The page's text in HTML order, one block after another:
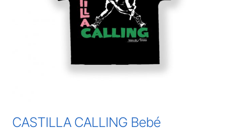
CASTILLA CALLING Bebé